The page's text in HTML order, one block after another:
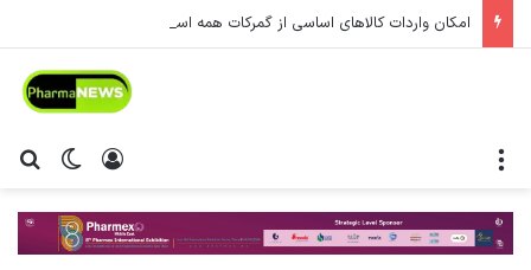
امکان واردات کالاهای اساسی از گمرکات همه استان‌ها فراهم شد.
تغییر ورود